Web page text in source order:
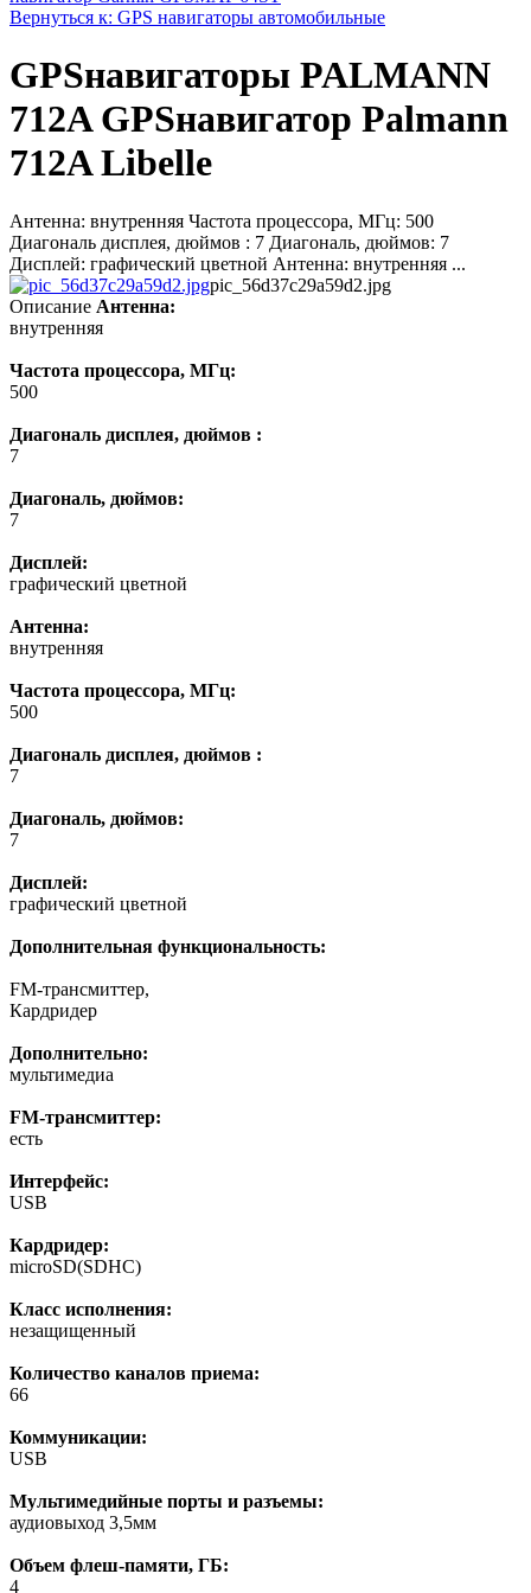
Вернуться к: GPS навигаторы автомобильные
GPSнавигаторы PALMANN
712A GPSнавигатор Palmann
712A Libelle
Антенна: внутренняя Частота процессора, МГц: 500
Диагональ дисплея, дюймов : 7 Диагональ, дюймов: 7
Дисплей: графический цветной Антенна: внутренняя ...
pic_56d37c29a59d2.jpg
Описание Антенна:
внутренняя
Частота процессора, МГц:
500
Диагональ дисплея, дюймов :
7
Диагональ, дюймов:
7
Дисплей:
графический цветной
Антенна:
внутренняя
Частота процессора, МГц:
500
Диагональ дисплея, дюймов :
7
Диагональ, дюймов:
7
Дисплей:
графический цветной
Дополнительная функциональность:
FM-трансмиттер,
Кардридер
Дополнительно:
мультимедиа
FM-трансмиттер:
есть
Интерфейс:
USB
Кардридер:
microSD(SDHC)
Класс исполнения:
незащищенный
Количество каналов приема:
66
Коммуникации:
USB
Мультимедийные порты и разъемы:
аудиовыход 3,5мм
Объем флеш-памяти, ГБ:
4